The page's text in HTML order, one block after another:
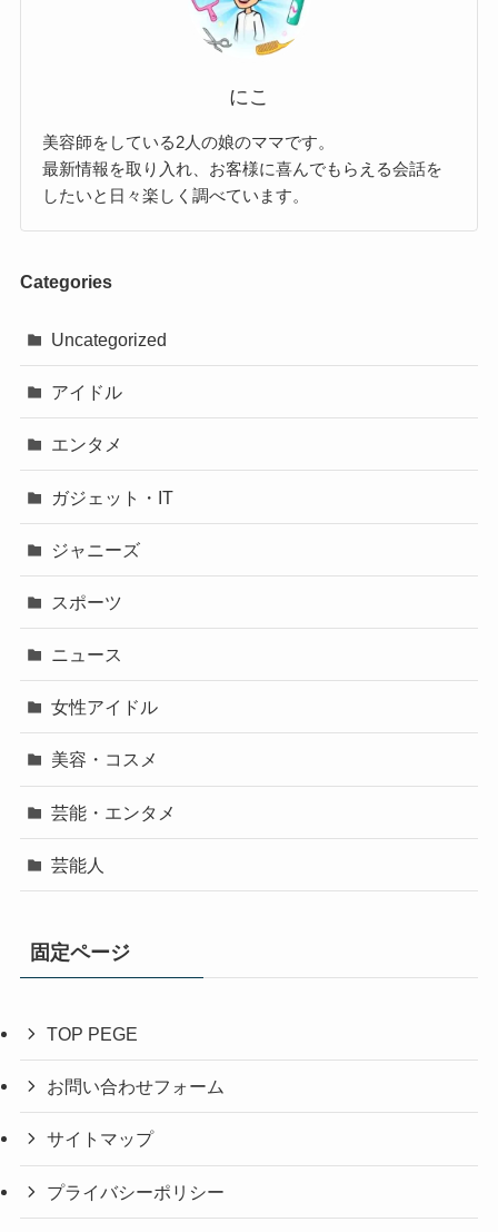
にこ
美容師をしている2人の娘のママです。
最新情報を取り入れ、お客様に喜んでもらえる会話を
したいと日々楽しく調べています。
Categories
Uncategorized
アイドル
エンタメ
ガジェット・IT
ジャニーズ
スポーツ
ニュース
女性アイドル
美容・コスメ
芸能・エンタメ
芸能人
固定ページ
TOP PEGE
お問い合わせフォーム
サイトマップ
プライバシーポリシー